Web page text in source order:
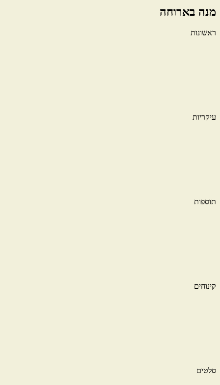
מנה בארוחה
ראשונות
עיקריות
תוספות
קינוחים
סלטים